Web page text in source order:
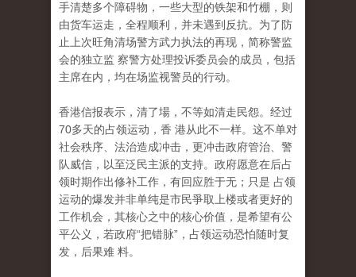
手清楚多个障碍物，一些大型的铁架和竹棚，则
由货车运走，全程顺利，并未遇到反抗。为了防
止上次旺角清场警方武力执法的再现，简称警监
会的独立监 察警方处理投诉委员会的成员，包括
主席在内，均在场监视警员的行动。
香港信报表示，清了場，不等如清走民怨。经过
70多天的占领运动，香 港从此不一样。这不单对
社会秩序、法治造成冲击，更冲击政府管治、警
队威信，以至泛民主派的支持。政府愿意在后占
领时期作出修补工作，有回应胜于无；只是 占领
运动的爆发并非单纯是市民爭取上楼或者更好的
工作机会，其核心之中的核心价值，是希望有公
平公义，若政府“把错脉”，占领运动恐怕随时复
发，后果难 料。